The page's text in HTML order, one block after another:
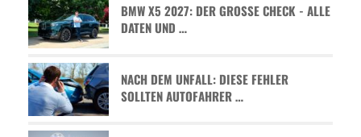
BMW X5 2027: DER GROSSE CHECK - ALLE D
ATEN UND …
NACH DEM UNFALL: DIESE FEHLER
SOLLTEN AUTOFAHRER …